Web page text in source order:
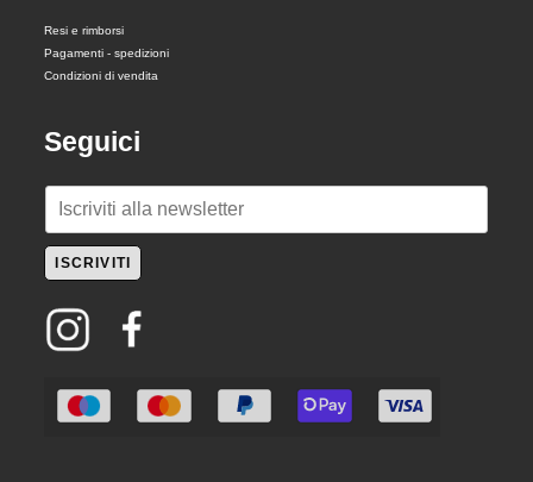
Resi e rimborsi
Pagamenti - spedizioni
Condizioni di vendita
Seguici
m
a
*
ISCRIVITI